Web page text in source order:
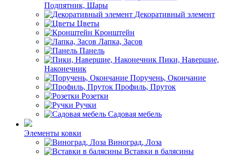
Подпятник, Шары
Декоративный элемент
Цветы
Кронштейн
Лапка, Засов
Панель
Пики, Навершие,
Наконечник
Поручень, Окончание
Профиль, Пруток
Розетки
Ручки
Садовая мебель
Элементы ковки
Виноград, Лоза
Вставки в балясины